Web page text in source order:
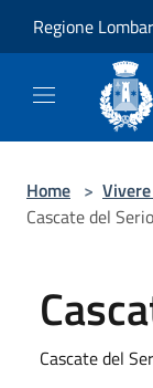
Regione
Home >
Cascate del Serio
Cascate del